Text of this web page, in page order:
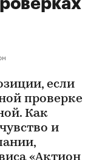
если
проверке
Как
и
«Актион